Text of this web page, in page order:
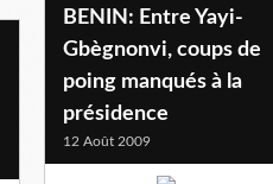
BENIN: Entre Yayi-
Gbègnonvi, coups de
poing manqués à la
présidence
12 Août 2009